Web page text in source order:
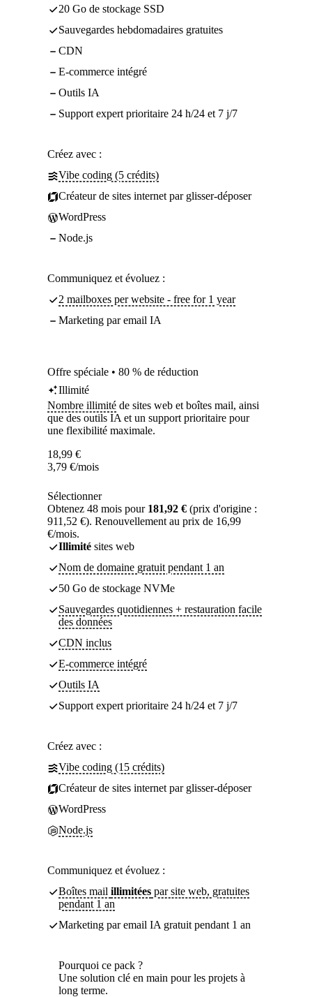
20 Go de stockage SSD
Sauvegardes hebdomadaires gratuites
CDN
E-commerce intégré
Outils IA
Support expert prioritaire 24 h/24 et 7 j/7
Créez avec :
Vibe coding (5 crédits)
Créateur de sites internet par glisser-déposer
WordPress
Node.js
Communiquez et évoluez :
2 mailboxes per website - free for 1 year
Marketing par email IA
Offre spéciale • 80 % de réduction
Illimité
Nombre illimité de sites web et boîtes mail, ainsi
que des outils IA et un support prioritaire pour
une flexibilité maximale.
18,99 €
3,79 €/mois
Sélectionner
Obtenez 48 mois pour 181,92 € (prix d'origine :
911,52 €). Renouvellement au prix de 16,99
€/mois.
Illimité sites web
Nom de domaine gratuit pendant 1 an
50 Go de stockage NVMe
Sauvegardes quotidiennes + restauration facile
des données
CDN inclus
E-commerce intégré
Outils IA
Support expert prioritaire 24 h/24 et 7 j/7
Créez avec :
Vibe coding (15 crédits)
Créateur de sites internet par glisser-déposer
WordPress
Node.js
Communiquez et évoluez :
Boîtes mail illimitées par site web, gratuites
pendant 1 an
Marketing par email IA gratuit pendant 1 an
Pourquoi ce pack ?
Une solution clé en main pour les projets à
long terme.